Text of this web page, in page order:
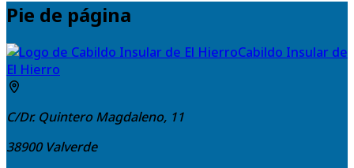
Pie de página
Cabildo Insular de
El Hierro
C/Dr. Quintero Magdaleno, 11
38900 Valverde